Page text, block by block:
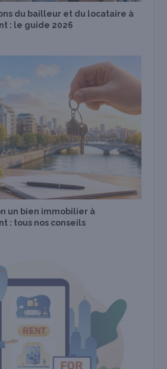
du bailleur et du locataire à
: le guide 2026
un bien immobilier à
: tous nos conseils